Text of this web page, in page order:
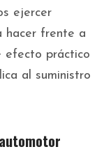
ejercer
hacer frente a
efecto práctico
al suministro